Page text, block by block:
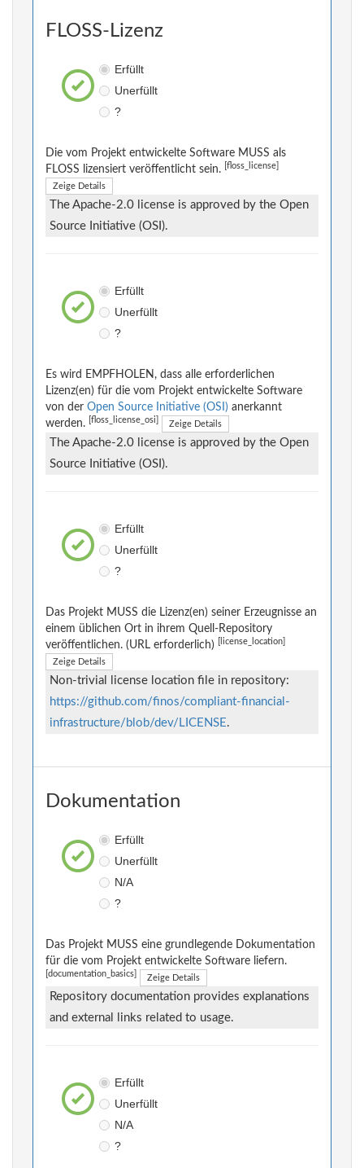
FLOSS-Lizenz
Erfüllt
Unerfüllt
?
Die vom Projekt entwickelte Software MUSS als
FLOSS lizensiert veröffentlicht sein.
[floss_license]
Zeige Details
The Apache-2.0 license is approved by the Open
Source Initiative (OSI).
Erfüllt
Unerfüllt
?
Es wird EMPFHOLEN, dass alle erforderlichen
Lizenz(en) für die vom Projekt entwickelte Software
von der Open Source Initiative (OSI) anerkannt
werden.
[floss_license_osi] Zeige Details
The Apache-2.0 license is approved by the Open
Source Initiative (OSI).
Erfüllt
Unerfüllt
?
Das Projekt MUSS die Lizenz(en) seiner Erzeugnisse an
einem üblichen Ort in ihrem Quell-Repository
veröffentlichen. (URL erforderlich)
[license_location]
Zeige Details
Non-trivial license location file in repository:
https://github.com/finos/compliant-financial-
infrastructure/blob/dev/LICENSE.
Dokumentation
Erfüllt
Unerfüllt
N/A
?
Das Projekt MUSS eine grundlegende Dokumentation
für die vom Projekt entwickelte Software liefern.
[documentation_basics] Zeige Details
Repository documentation provides explanations
and external links related to usage.
Erfüllt
Unerfüllt
N/A
?